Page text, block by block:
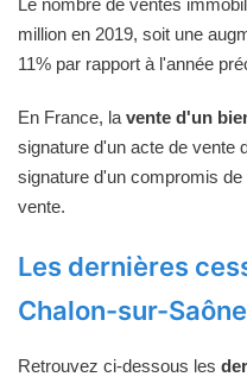
million en 2019, soit une
11% par rapport à l'année
En France, la vente d'un
signature d'un acte de vente
signature d'un compromis
vente.
Les dernières
Chalon-sur-Saône
Retrouvez ci-dessous les